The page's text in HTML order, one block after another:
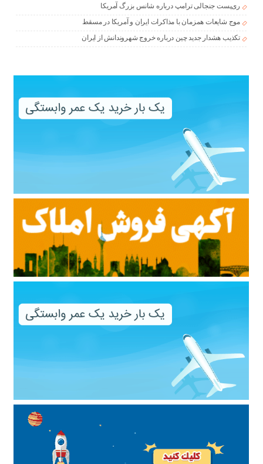
ری‌پست جنجالی ترامپ درباره شانس بزرگ آمریکا
موج شایعات همزمان با مذاکرات ایران و آمریکا در مسقط
تکذیب هشدار جدید چین درباره خروج شهروندانش از ایران